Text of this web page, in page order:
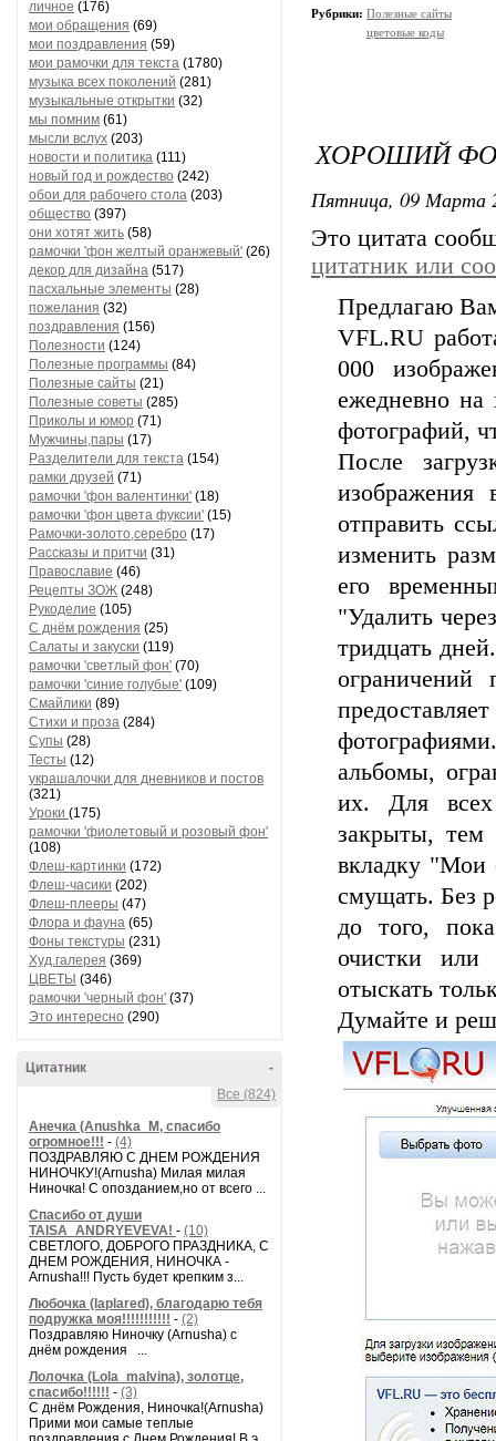
личное (176)
мои обращения (69)
мои поздравления (59)
мои рамочки для текста (1780)
музыка всех поколений (281)
музыкальные открытки (32)
мы помним (61)
мысли вслух (203)
новости и политика (111)
новый год и рождество (242)
обои для рабочего стола (203)
общество (397)
они хотят жить (58)
рамочки 'фон желтый оранжевый' (26)
декор для дизайна (517)
пасхальные элементы (28)
пожелания (32)
поздравления (156)
Полезности (124)
Полезные программы (84)
Полезные сайты (21)
Полезные советы (285)
Приколы и юмор (71)
Мужчины,пары (17)
Разделители для текста (154)
рамки друзей (71)
рамочки 'фон валентинки' (18)
рамочки 'фон цвета фуксии' (15)
Рамочки-золото,серебро (17)
Рассказы и притчи (31)
Православие (46)
Рецепты ЗОЖ (248)
Рукоделие (105)
С днём рождения (25)
Салаты и закуски (119)
рамочки 'светлый фон' (70)
рамочки 'синие голубые' (109)
Смайлики (89)
Стихи и проза (284)
Супы (28)
Тесты (12)
украшалочки для дневников и постов
(321)
Уроки (175)
рамочки 'фиолетовый и розовый фон'
(108)
Флеш-картинки (172)
Флеш-часики (202)
Флеш-плееры (47)
Флора и фауна (65)
Фоны текстуры (231)
Худ.галерея (369)
ЦВЕТЫ (346)
рамочки 'черный фон' (37)
Это интересно (290)
-
Цитатник
Все (824)
Анечка (Anushka_M, спасибо
огромное!!! - (4)
ПОЗДРАВЛЯЮ С ДНЕМ РОЖДЕНИЯ
НИНОЧКУ!(Arnusha) Милая милая
Ниночка! С опозданием,но от всего ...
Спасибо от души
TAISA_ANDRYEVEVA! - (10)
СВЕТЛОГО, ДОБРОГО ПРАЗДНИКА, С
ДНЕМ РОЖДЕНИЯ, НИНОЧКА -
Arnusha!!! Пусть будет крепким з...
Любочка (laplared), благодарю тебя
подружка моя!!!!!!!!!!! - (2)
Поздравляю Ниночку (Arnusha) с
днём рождения ...
Лолочка (Lola_malvina), золотце,
спасибо!!!!!! - (3)
С днём Рождения, Ниночка!(Аrnusha)
Прими мои самые теплые
Рубрики: Полезные сайты
цветовые коды
ХОРОШИЙ
Пятница, 09 Марта
Это цитата
цитатник или
Предлагаю
VFL.RU
000
ежедневно на
фотографий,
После
отправить
изменить
его
"Удалить
тридцать
ограничений
альбомы,
их. Для всех
закрыты, тем
вкладку "Мои
смущать. Без
до того,
очистки
отыскать
Думайте и